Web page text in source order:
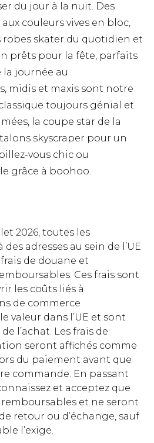
du jour à la nuit. Des
couleurs vives en bloc,
robes skater du quotidien et
prêts pour la fête, parfaits
journée au
midis et maxis sont notre
toujours génial et
la coupe star de la
skyscraper pour un
vous chic ou
grâce à boohoo.
2026, toutes les
adresses au sein de l’UE
de douane et
Ces frais sont
les coûts liés à
de commerce
valeur dans l’UE et sont
l’achat. Les frais de
seront affichés comme
du paiement avant que
commande. En passant
et acceptez que
remboursables et ne seront
retour ou d’échange, sauf
l’exige.